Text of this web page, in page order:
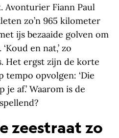
Avonturier Fiann Paul
zo’n 965 kilometer
ijs bezaaide golven om
en nat,’ zo
Het ergst zijn de korte
tempo opvolgen: ‘Die
af.’ Waarom is de
zeestraat zo